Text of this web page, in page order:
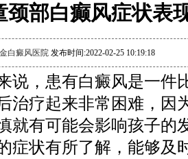
颈部白癫风症状表
白癜风医院 发布时间:2022-02-25 10:19:18
，患有白癜风是一件
治疗起来非常困难，因
就有可能会影响孩子的
症状有所了解，能够及